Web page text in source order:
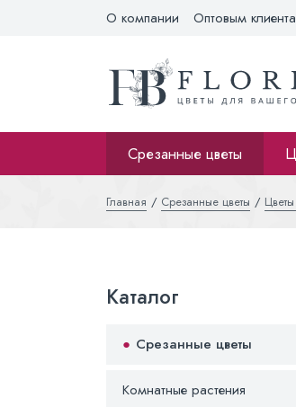
О компании Оптовым
Срезанные цветы
Главная Срезанные цветы
Каталог
Срезанные цветы
Комнатные растения